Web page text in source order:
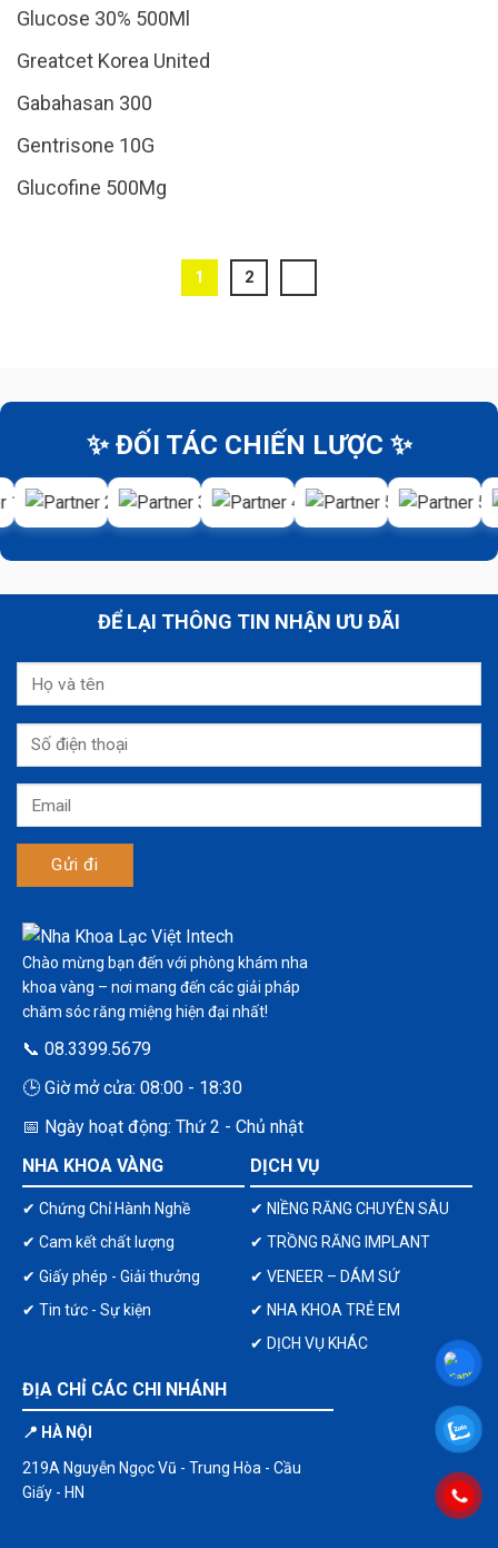
Glucose 30% 500Ml
Greatcet Korea United
Gabahasan 300
Gentrisone 10G
Glucofine 500Mg
1 2
✨ ĐỐI TÁC CHIẾN LƯỢC ✨
ĐỂ LẠI THÔNG TIN NHẬN ƯU ĐÃI
Chào mừng bạn đến với phòng khám nha
khoa vàng – nơi mang đến các giải pháp
chăm sóc răng miệng hiện đại nhất!
📞 08.3399.5679
🕒 Giờ mở cửa: 08:00 - 18:30
📅 Ngày hoạt động: Thứ 2 - Chủ nhật
NHA KHOA VÀNG
✔ Chứng Chỉ Hành Nghề
✔ Cam kết chất lượng
✔ Giấy phép - Giải thưởng
✔ Tin tức - Sự kiện
DỊCH VỤ
✔ NIỀNG RĂNG CHUYÊN SÂU
✔ TRỒNG RĂNG IMPLANT
✔ VENEER – DÁM SỨ
✔ NHA KHOA TRẺ EM
✔ DỊCH VỤ KHÁC
ĐỊA CHỈ CÁC CHI NHÁNH
📍 HÀ NỘI
219A Nguyễn Ngọc Vũ - Trung Hòa - Cầu
Giấy - HN